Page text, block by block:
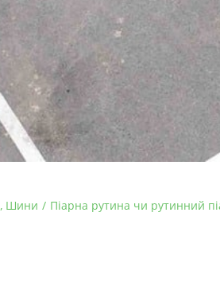
Шини Піарна рутина чи рутинний